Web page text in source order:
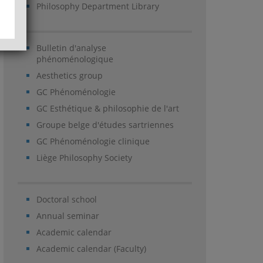
Philosophy Department Library
Bulletin d'analyse
phénoménologique
Aesthetics group
GC Phénoménologie
GC Esthétique & philosophie de l'art
Groupe belge d'études sartriennes
GC Phénoménologie clinique
Liège Philosophy Society
Doctoral school
Annual seminar
Academic calendar
Academic calendar (Faculty)